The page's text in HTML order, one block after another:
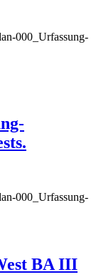
000_Urfassung-
000_Urfassung-
BA III